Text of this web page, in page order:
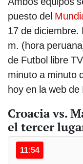
puesto del
17 de diciembre.
m. (hora
de Futbol libre
minuto a minuto
hoy en la web
Croacia vs.
el tercer
11:54